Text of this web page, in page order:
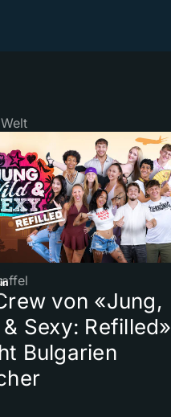
von «Jung,
Sexy: Refilled»
Bulgarien